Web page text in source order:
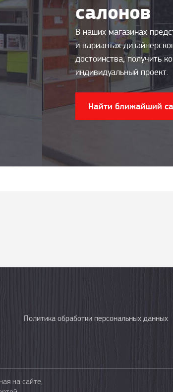
салонов
В наших магазинах
и вариантах
достоинства, получить
индивидуальный проект.
Найти ближайший
Политика обработки персональных данных
на сайте,